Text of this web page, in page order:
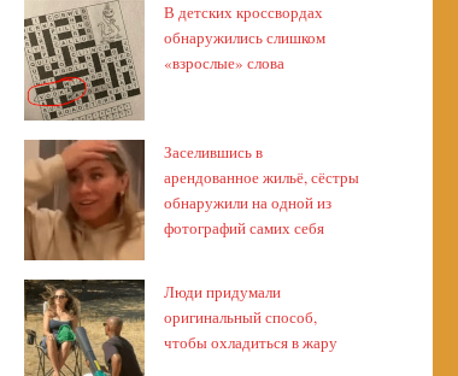
В детских кроссвордах
обнаружились слишком
«взрослые» слова
Заселившись в
арендованное жильё, сёстры
обнаружили на одной из
фотографий самих себя
Люди придумали
оригинальный способ,
чтобы охладиться в жару